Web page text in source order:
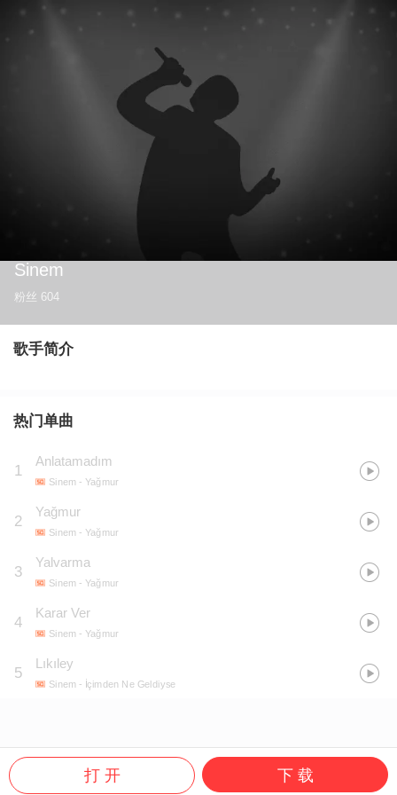
Sinem
粉丝 604
歌手简介
热门单曲
1
Anlatamadım
Sinem - Yağmur
2
Yağmur
Sinem - Yağmur
3
Yalvarma
Sinem - Yağmur
4
Karar Ver
Sinem - Yağmur
5
Lıkıley
Sinem - İçimden Ne Geldiyse
打 开 下 载